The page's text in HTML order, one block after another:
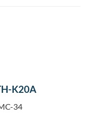
K20A
34